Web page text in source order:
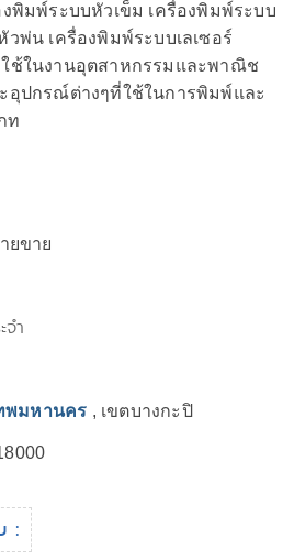
พิมพ์ระบบหัวเข็ม เครื่องพิมพ์ระบบ
พ่น เครื่องพิมพ์ระบบเลเซอร์
ช้ในงานอุตสาหกรรมและพาณิช
อุปกรณ์ต่างๆที่ใช้ในการพิมพ์และ
ท
ยขาย
ำ
พมหานคร , เขตบางกะปิ
: